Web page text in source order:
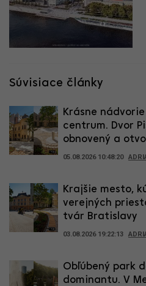
Súvisiace články
Krásne
centrum. Dvor
obnovený a
05.08.2026 10:48:20
Krajšie mesto,
verejných
tvár Bratislavy
03.08.2026 19:22:13
Obľúbený park
dominantu. V